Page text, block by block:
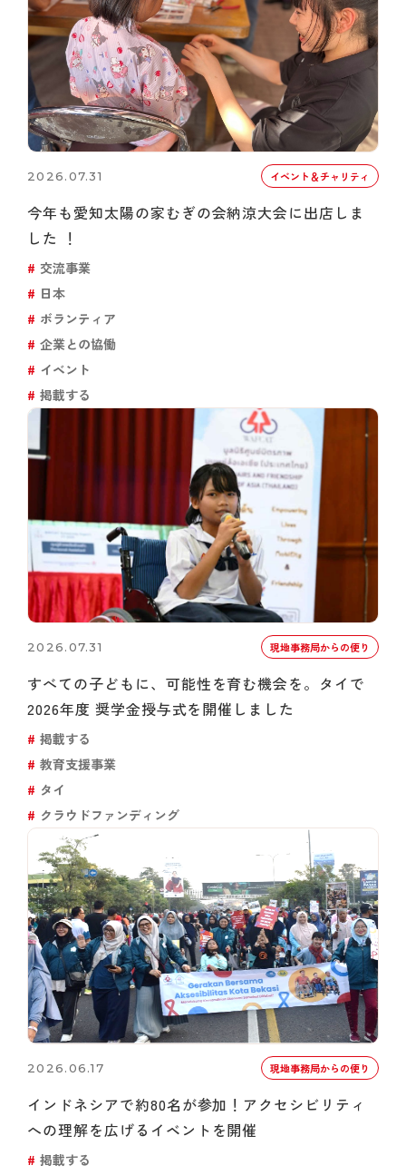
2026.07.31 イベント＆チャリティ
今年も愛知太陽の家むぎの会納涼大会に出店しま
した ！
交流事業
日本
ボランティア
企業との協働
イベント
掲載する
2026.07.31 現地事務局からの便り
すべての子どもに、可能性を育む機会を。タイで
2026年度 奨学金授与式を開催しました
掲載する
教育支援事業
タイ
クラウドファンディング
2026.06.17 現地事務局からの便り
インドネシアで約80名が参加！アクセシビリティ
への理解を広げるイベントを開催
掲載する